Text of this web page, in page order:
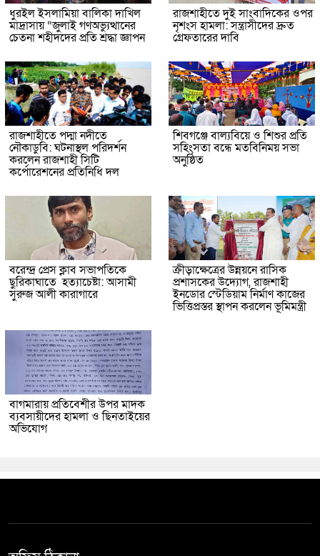
ধুরইল ইসলামিয়া বালিকা দাখিল
মাদ্রাসায় “জুলাই গণঅভ্যুত্থানের
চেতনা শহীদদের প্রতি শ্রদ্ধা জ্ঞাপন
রাজশাহীতে দুই সাংবাদিকের ওপর
নৃশংস হামলা: সন্ত্রাসীদের দ্রুত
গ্রেফতারের দাবি
রাজশাহীতে পদ্মা নদীতে
নৌকাডুবি: ঘটনাস্থল পরিদর্শন
করলেন রাজশাহী সিটি
কর্পোরেশনের প্রতিনিধি দল
শিবগঞ্জে বাল্যবিয়ে ও শিশুর প্রতি
সহিংসতা বন্ধে মতবিনিময় সভা
অনুষ্ঠিত
বরেন্দ্র প্রেস ক্লাব সভাপতিকে
ছুরিকাঘাতে হত্যাচেষ্টা: আসামী
সুরুজ আলী কারাগারে
ক্রীড়াক্ষেত্রের উন্নয়নে রাসিক
প্রশাসকের উদ্যোগ, রাজশাহী
ইনডোর স্টেডিয়াম নির্মাণ কাজের
ভিত্তিপ্রস্তর স্থাপন করলেন ভূমিমন্ত্রী
বাগমারায় প্রতিবেশীর উপর মাদক
ব্যবসায়ীদের হামলা ও ছিনতাইয়ের
অভিযোগ